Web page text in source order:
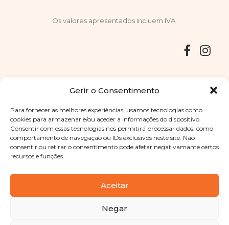
Gerir o Consentimento
Para fornecer as melhores experiências, usamos tecnologias como
cookies para armazenar e/ou aceder a informações do dispositivo.
Consentir com essas tecnologias nos permitirá processar dados, como
comportamento de navegação ou IDs exclusivos neste site. Não
consentir ou retirar o consentimento pode afetar negativamante certos
recursos e funções.
Aceitar
Negar
Os valores apresentados incluem IVA.
Copyright © 2025 Sabores Santa Clara
. Todos os direitos
reservadosPolítica de Privacidade |Termos e condições
Designed byShift Your Branding Agency